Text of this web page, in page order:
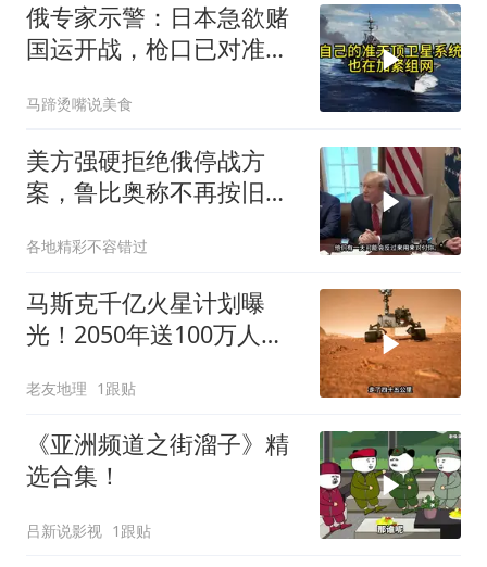
俄专家示警：日本急欲赌
国运开战，枪口已对准中
马蹄烫嘴说美食
美方强硬拒绝俄停战方
案，鲁比奥称不再按旧路
各地精彩不容错过
马斯克千亿火星计划曝
光！2050年送100万人上
老友地理 1跟贴
《亚洲频道之街溜子》精
选合集！
吕新说影视 1跟贴